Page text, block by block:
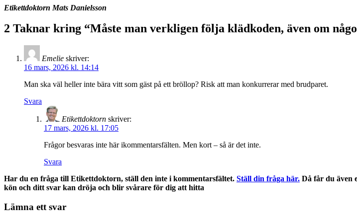
Etikettdoktorn Mats Danielsson
2 Taknar kring “Måste man verkligen följa klädkoden, även om
Emelie skriver:
16 mars, 2026 kl. 14:14
Man ska väl heller inte bära vitt som gäst på ett bröllop? Risk att man konkurrerar med brudparet.
Svara
Etikettdoktorn skriver:
17 mars, 2026 kl. 17:05
Frågor besvaras inte här ikommentarsfälten. Men kort – så är det inte.
Svara
Har du en fråga till Etikettdoktorn, ställ den inte i kommentarsfältet. Ställ din fråga här. Då får du även
kön och ditt svar kan dröja och blir svårare för dig att hitta
Lämna ett svar